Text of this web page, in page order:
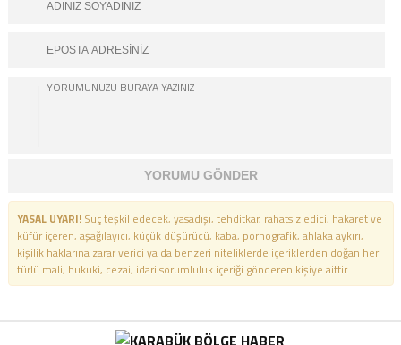
YORUMU GÖNDER
YASAL UYARI!Suç teşkil edecek, yasadışı, tehditkar, rahatsız edici, hakaret ve
küfür içeren, aşağılayıcı, küçük düşürücü, kaba, pornografik, ahlaka aykırı,
kişilik haklarına zarar verici ya da benzeri niteliklerde içeriklerden doğan her
türlü mali, hukuki, cezai, idari sorumluluk içeriği gönderen kişiye aittir.